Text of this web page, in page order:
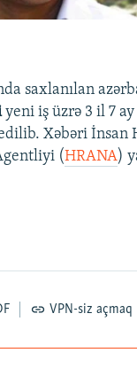
saxlanılan
yeni iş üzrə 3 il 7 ay
Xəbəri İnsan
(HRANA)
VPN-siz açmaq